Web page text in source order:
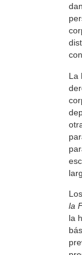
La
la
la